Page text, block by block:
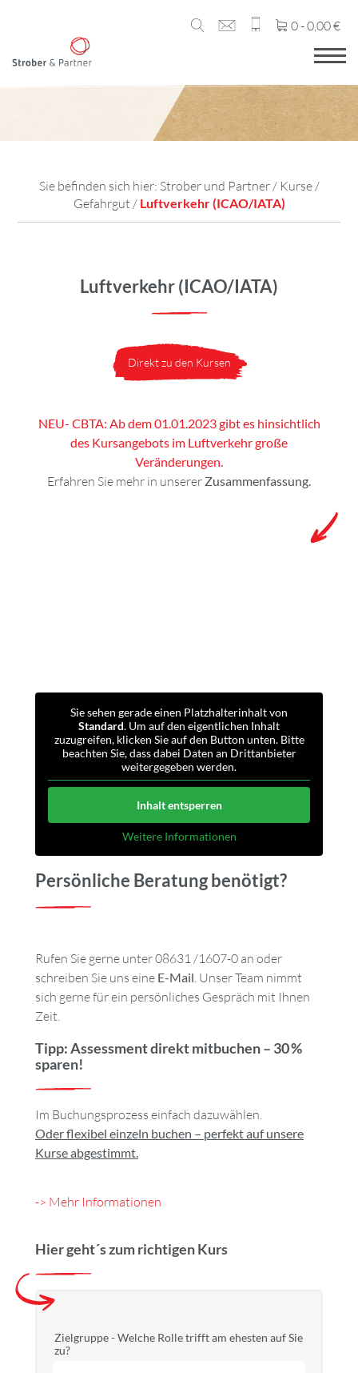
0 -0,00€
Sie befinden sich hier: Strober und Partner/ Kurse/
Gefahrgut / Luftverkehr (ICAO/IATA)
Luftverkehr (ICAO/IATA)
Direkt zu den Kursen
NEU- CBTA: Ab dem 01.01.2023 gibt es hinsichtlich
des Kursangebots im Luftverkehr große
Veränderungen.
Erfahren Sie mehr in unserer Zusammenfassung.
Sie sehen gerade einen Platzhalterinhalt von
Standard. Um auf den eigentlichen Inhalt
zuzugreifen, klicken Sie auf den Button unten. Bitte
beachten Sie, dass dabei Daten an Drittanbieter
weitergegeben werden.
Inhalt entsperren
Weitere Informationen
Persönliche Beratung benötigt?
Rufen Sie gerne unter 08631 /1607-0 an oder
schreiben Sie uns eine E-Mail. Unser Team nimmt
sich gerne für ein persönliches Gespräch mit Ihnen
Zeit.
Tipp: Assessment direkt mitbuchen – 30 %
sparen!
Im Buchungsprozess einfach dazuwählen.
Oder flexibel einzeln buchen – perfekt auf unsere
Kurse abgestimmt.
-> Mehr Informationen
Hier geht´s zum richtigen Kurs
Zielgruppe - Welche Rolle trifft am ehesten auf Sie
zu?